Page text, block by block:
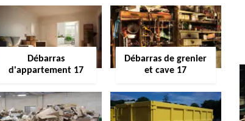
Débarras
d'appartement 17
Débarras de grenier
et cave 17